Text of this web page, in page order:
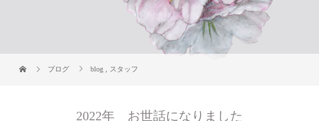
ブログ blog スタッフ
2022年 お世話になりました